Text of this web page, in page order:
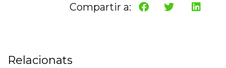
Compartir a:
Relacionats